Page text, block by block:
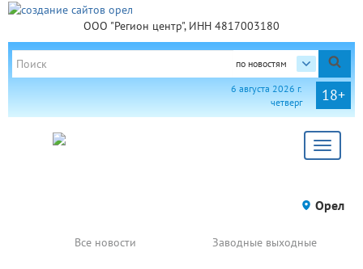
ООО "Регион центр", ИНН 4817003180
по новостям
18+
6 августа 2026 г.
четверг
Toggle
Орел
Все новости Заводные выходные